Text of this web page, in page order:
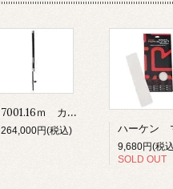
7001.16ｍ カーボフォイル ユニット1 16ｍ
264,000円(税込)
9,680円(税
SOLD OUT